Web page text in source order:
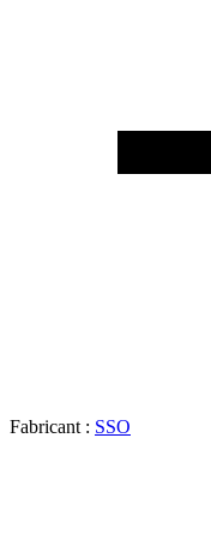
Fabricant : SSO